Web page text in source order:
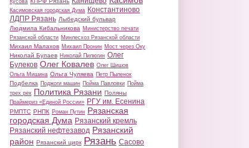
Кусова
Касимовская городская Дума Константиново
ЛДПР Рязань Лыбедский бульвар
Людмила Кибальникова Министерство печати
Рязанской области Минлесхоз Рязанской области
Михаил Малахов Михаил Пронин Мост через Оку
Николай Булаев Николай Пилюгин Олег
Булеков Олег Ковалев Олег Шишов
Ольга Мишина Ольга Чуляева Петр Пыленок
Подбелка Поджоги машин Пойма Павловки Пойма
трех рек Политика Рязани Поляны
Праймериз «Единой России» РГУ им. Есенина
РМПТС РНПК Роман Путин Рязанская
городская Дума Рязанский кремль
Рязанский нефтезавод Рязанский
район Рязанский цирк Рязань Сасово